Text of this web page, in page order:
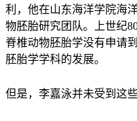
利，他在山东海洋学院海
物胚胎研究团队。上世纪
脊椎动物胚胎学没有申请
胚胎学学科的发展。
但是，李嘉泳并未受到这